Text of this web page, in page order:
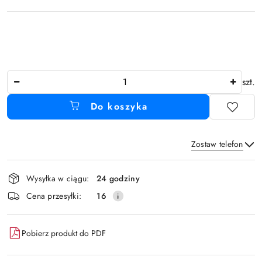
szt.
Do koszyka
Zostaw telefon
Wyślij
Dostępność
i
dostawa
Wysyłka w ciągu:
24 godziny
Cena przesyłki:
16
Pobierz produkt do PDF